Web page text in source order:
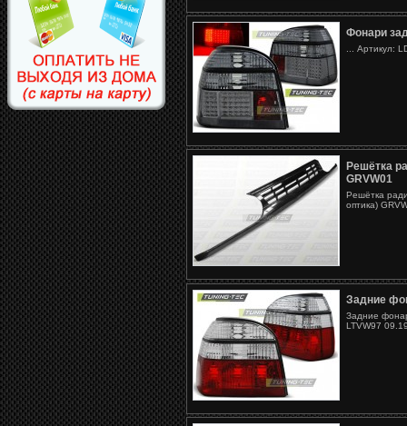
Фонари
... Артикул:
Решётка
GRVW01
Решётка
оптика)
Задние
Задние
LTVW97